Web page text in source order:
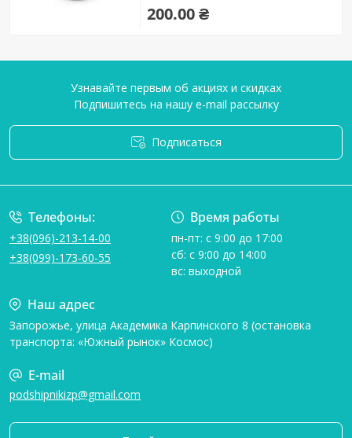
200.00 ₴
Узнавайте первым об акциях и скидках
Подпишитесь на нашу e-mail рассылку
Подписаться
Телефоны:
+38(096)-213-14-00
+38(099)-173-60-55
Время работы
пн-пт: с 9:00 до 17:00
сб: с 9:00 до 14:00
вс: выходной
Наш адрес
Запорожье, улица Академика Карпинского 8 (остановка
транспорта: «Южный рынок» Космос)
E-mail
podshipnikizp@gmail.com